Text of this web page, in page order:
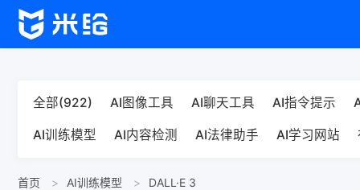
全部(922) AI图像工具 AI聊天工具 AI指令提示
AI训练模型 AI内容检测 AI法律助手 AI学习网站
首页 AI训练模型 DALL·E 3